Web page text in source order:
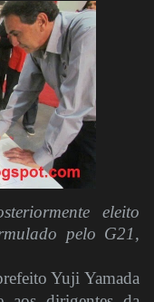
eleito
pelo G21,
Yuji Yamada